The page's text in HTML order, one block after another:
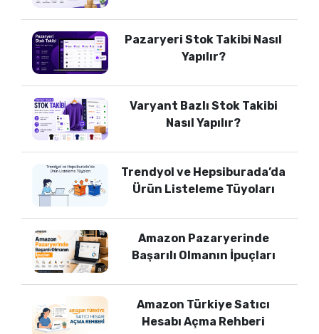
Pazaryeri Stok Takibi Nasıl
Yapılır?
Varyant Bazlı Stok Takibi
Nasıl Yapılır?
Trendyol ve Hepsiburada’da
Ürün Listeleme Tüyoları
Amazon Pazaryerinde
Başarılı Olmanın İpuçları
Amazon Türkiye Satıcı
Hesabı Açma Rehberi